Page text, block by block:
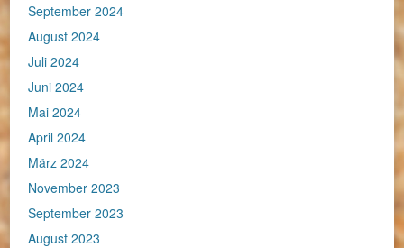
September 2024
August 2024
Juli 2024
Juni 2024
Mai 2024
April 2024
März 2024
November 2023
September 2023
August 2023